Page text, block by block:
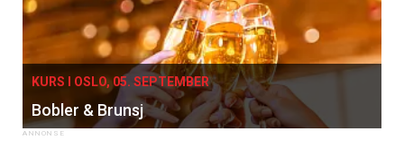
KURS I OSLO, 05. SEPTEMBER
Bobler & Brunsj